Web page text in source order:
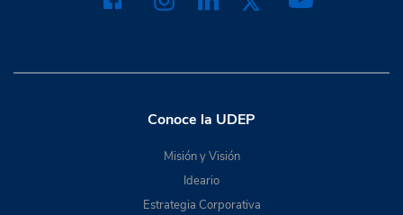
Conoce la UDEP
Misión y Visión
Ideario
Estrategia Corporativa